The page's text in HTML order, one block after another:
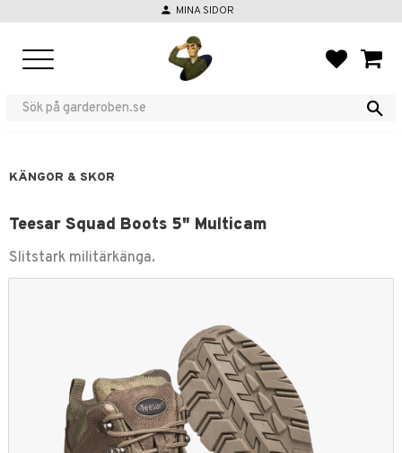
person MINA SIDOR
KÄNGOR & SKOR
Teesar Squad Boots 5" Multicam
Slitstark militärkänga.